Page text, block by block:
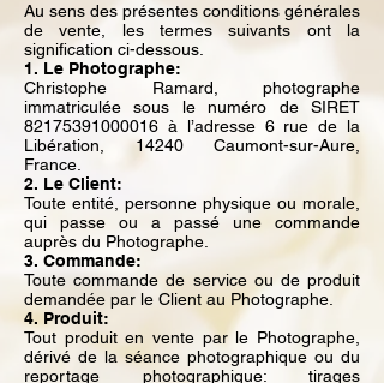
Au sens des présentes conditions générales
de vente, les termes suivants ont la
signification ci-dessous.
1. Le Photographe:
Christophe Ramard, photographe
immatriculée sous le numéro de SIRET
82175391000016 à l’adresse 6 rue de la
Libération, 14240 Caumont-sur-Aure,
France.
2. Le Client:
Toute entité, personne physique ou morale,
qui passe ou a passé une commande
auprès du Photographe.
3. Commande:
Toute commande de service ou de produit
demandée par le Client au Photographe.
4. Produit:
Tout produit en vente par le Photographe,
dérivé de la séance photographique ou du
reportage photographique: tirages